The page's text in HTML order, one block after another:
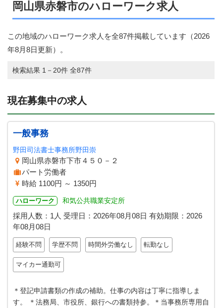
岡山県赤磐市のハローワーク求人
この地域のハローワーク求人を全87件掲載しています（2026
年8月8日更新）。
検索結果 1－20件 全87件
現在募集中の求人
一般事務
野田司法書士事務所野田崇
岡山県赤磐市下市４５０－２
パート労働者
時給 1100円 ～ 1350円
ハローワーク 和気公共職業安定所
採用人数：1人 受理日： 2026年08月08日 有効期限： 2026
年08月08日
経験不問 学歴不問 時間外労働なし 転勤なし
マイカー通勤可
＊登記申請書類の作成の補助。仕事の内容は丁寧に指導しま
す。 ＊法務局、市役所、銀行への書類持参。＊当事務所専用自